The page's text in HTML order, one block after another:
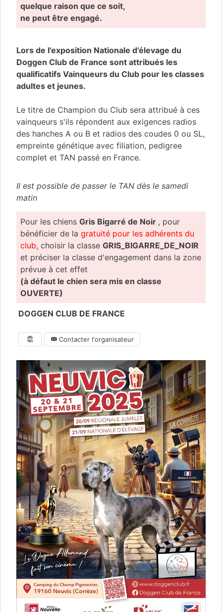
quelque raison que ce soit,
ne peut être engagé.
Lors de l'exposition Nationale d'élevage du
Doggen Club de France sont attribués les
qualificatifs Vainqueurs du Club pour les classes
adultes et jeunes.
Le titre de Champion du Club sera attribué à ces
vainqueurs s'ils répondent aux exigences radios
des hanches A ou B et radios des coudes 0 ou SL,
empreinte génétique avec filiation, pedigree
complet et TAN passé en France.
Il est possible de passer le TAN dès le samedi
matin
Pour les chiens Gris Bigarré de Noir , pour
bénéficier de la gratuité pour les adhérents du
club, choisir la classe GRIS_BIGARRE_DE_NOIR
et préciser la classe d'engagement dans la zone
prévue à cet effet
(à défaut le chien sera mis en classe
OUVERTE)
DOGGEN CLUB DE FRANCE
Contacter l'organisateur